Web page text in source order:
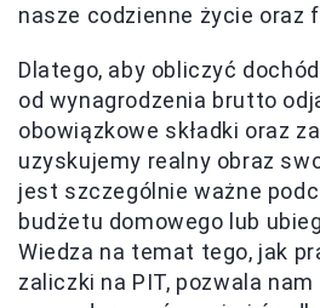
nasze codzienne życie oraz
Dlatego, aby obliczyć
od wynagrodzenia brutto
obowiązkowe składki oraz
uzyskujemy realny obraz
jest szczególnie ważne
budżetu domowego lub
Wiedza na temat tego, jak
zaliczki na PIT, pozwala nam